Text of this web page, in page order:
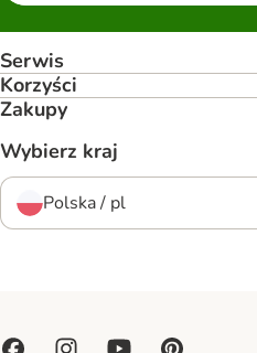
Serwis
Korzyści
Zakupy
Wybierz kraj
Polska / pl